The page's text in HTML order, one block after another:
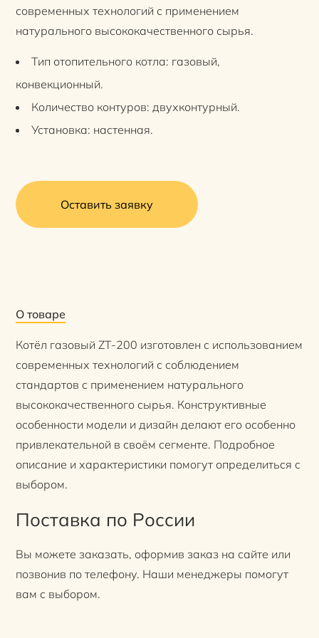
современных технологий с применением
натурального высококачественного сырья.
Тип отопительного котла: газовый,
конвекционный.
Количество контуров: двухконтурный.
Установка: настенная.
Оставить заявку
О товаре
Котёл газовый ZT-200 изготовлен с использованием
современных технологий с соблюдением
стандартов с применением натурального
высококачественного сырья. Конструктивные
особенности модели и дизайн делают его особенно
привлекательной в своём сегменте. Подробное
описание и характеристики помогут определиться с
выбором.
Поставка по России
Вы можете заказать, оформив заказ на сайте или
позвонив по телефону. Наши менеджеры помогут
вам с выбором.